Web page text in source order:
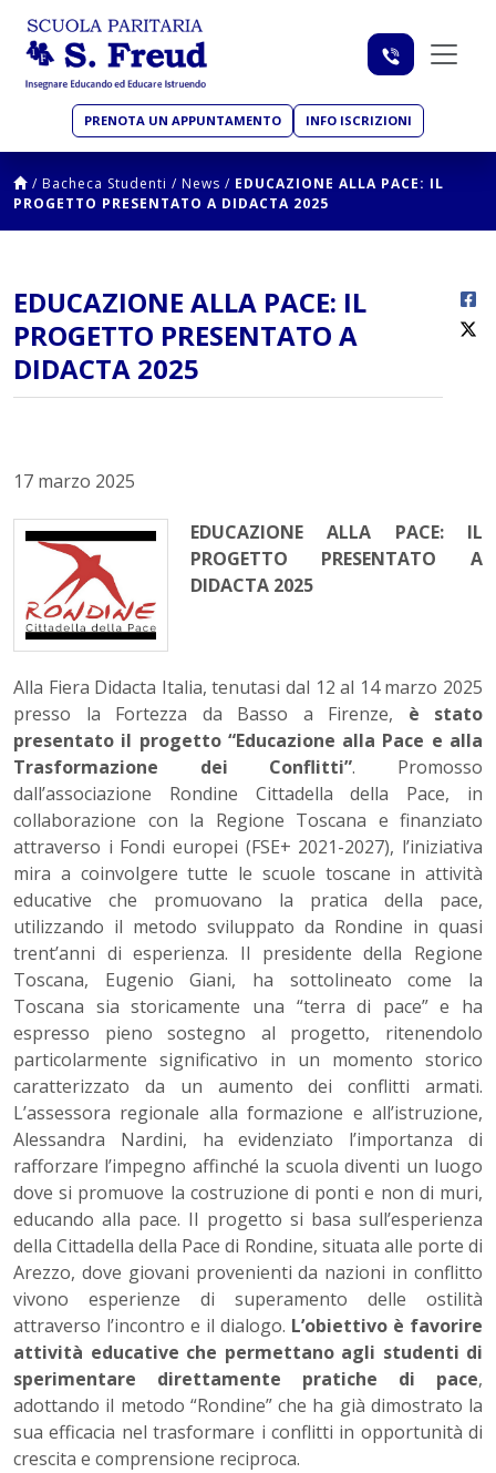
PRENOTA UN APPUNTAMENTO INFO ISCRIZIONI
/ Bacheca Studenti / News / EDUCAZIONE ALLA PACE: IL
PROGETTO PRESENTATO A DIDACTA 2025
EDUCAZIONE ALLA PACE: IL
PROGETTO PRESENTATO A
DIDACTA 2025
17 marzo 2025
EDUCAZIONE ALLA PACE: IL
PROGETTO PRESENTATO A
DIDACTA 2025
Alla Fiera Didacta Italia, tenutasi dal 12 al 14 marzo 2025
presso la Fortezza da Basso a Firenze, è stato
presentato il progetto “Educazione alla Pace e alla
Trasformazione dei Conflitti”. Promosso
dall’associazione Rondine Cittadella della Pace, in
collaborazione con la Regione Toscana e finanziato
attraverso i Fondi europei (FSE+ 2021-2027), l’iniziativa
mira a coinvolgere tutte le scuole toscane in attività
educative che promuovano la pratica della pace,
utilizzando il metodo sviluppato da Rondine in quasi
trent’anni di esperienza. Il presidente della Regione
Toscana, Eugenio Giani, ha sottolineato come la
Toscana sia storicamente una “terra di pace” e ha
espresso pieno sostegno al progetto, ritenendolo
particolarmente significativo in un momento storico
caratterizzato da un aumento dei conflitti armati.
L’assessora regionale alla formazione e all’istruzione,
Alessandra Nardini, ha evidenziato l’importanza di
rafforzare l’impegno affinché la scuola diventi un luogo
dove si promuove la costruzione di ponti e non di muri,
educando alla pace. Il progetto si basa sull’esperienza
della Cittadella della Pace di Rondine, situata alle porte di
Arezzo, dove giovani provenienti da nazioni in conflitto
vivono esperienze di superamento delle ostilità
attraverso l’incontro e il dialogo. L’obiettivo è favorire
attività educative che permettano agli studenti di
sperimentare direttamente pratiche di pace,
adottando il metodo “Rondine” che ha già dimostrato la
sua efficacia nel trasformare i conflitti in opportunità di
crescita e comprensione reciproca.